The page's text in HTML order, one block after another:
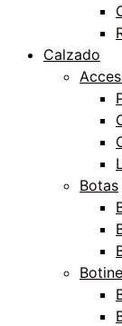
Calzado
Botas